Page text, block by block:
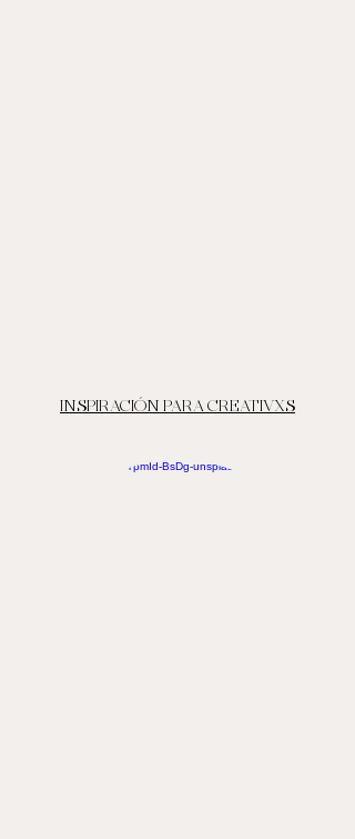
INSPIRACIÓN PARA CREATIVXS